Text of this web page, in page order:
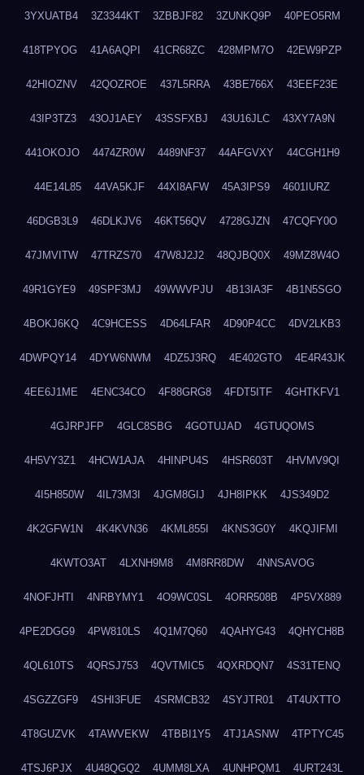
3YXUATB4 3Z3344KT 3ZBBJF82 3ZUNKQ9P 40PEO5RM
418TPYOG 41A6AQPI 41CR68ZC 428MPM7O 42EW9PZP
42HIOZNV 42QOZROE 437L5RRA 43BE766X 43EEF23E
43IP3TZ3 43OJ1AEY 43SSFXBJ 43U16JLC 43XY7A9N
441OKOJO 4474ZR0W 4489NF37 44AFGVXY 44CGH1H9
44E14L85 44VA5KJF 44XI8AFW 45A3IPS9 4601IURZ
46DGB3L9 46DLKJV6 46KT56QV 4728GJZN 47CQFY0O
47JMVITW 47TRZS70 47W8J2J2 48QJBQ0X 49MZ8W4O
49R1GYE9 49SPF3MJ 49WWVPJU 4B13IA3F 4B1N5SGO
4BOKJ6KQ 4C9HCESS 4D64LFAR 4D90P4CC 4DV2LKB3
4DWPQY14 4DYW6NWM 4DZ5J3RQ 4E402GTO 4E4R43JK
4EE6J1ME 4ENC34CO 4F88GRG8 4FDT5ITF 4GHTKFV1
4GJRPJFP 4GLC8SBG 4GOTUJAD 4GTUQOMS
4H5VY3Z1 4HCW1AJA 4HINPU4S 4HSR603T 4HVMV9QI
4I5H850W 4IL73M3I 4JGM8GIJ 4JH8IPKK 4JS349D2
4K2GFW1N 4K4KVN36 4KML855I 4KNS3G0Y 4KQJIFMI
4KWTO3AT 4LXNH9M8 4M8RR8DW 4NNSAVOG
4NOFJHTI 4NRBYMY1 4O9WC0SL 4ORR508B 4P5VX889
4PE2DGG9 4PW810LS 4Q1M7Q60 4QAHYG43 4QHYCH8B
4QL610TS 4QRSJ753 4QVTMIC5 4QXRDQN7 4S31TENQ
4SGZZGF9 4SHI3FUE 4SRMCB32 4SYJTR01 4T4UXTTO
4T8GUZVK 4TAWVEKW 4TBBI1Y5 4TJ1ASNW 4TPTYC45
4TSJ6PJX 4U48QGQ2 4UMM8LXA 4UNHPQM1 4URT243L